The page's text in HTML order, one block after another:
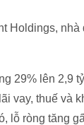
Holdings,
29% lên 2,9
vay, thuế và
lỗ ròng tăng